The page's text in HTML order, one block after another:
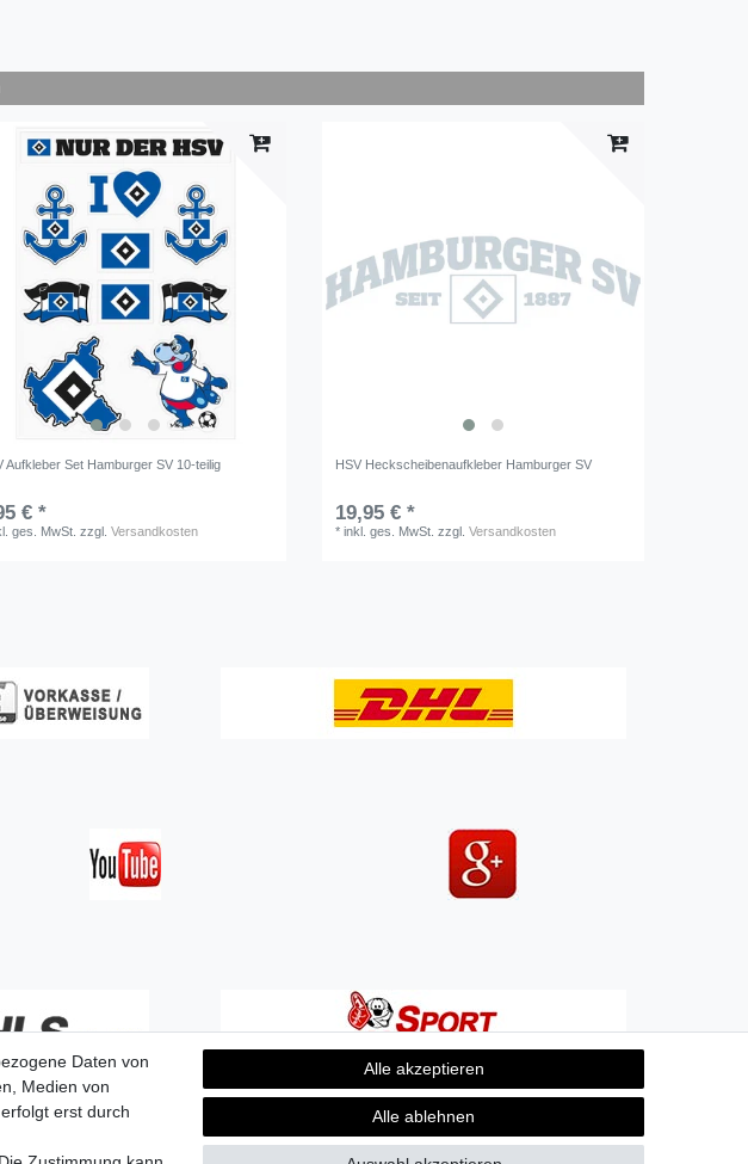
Aufkleber Set Hamburger SV 10-teilig
€ *
ges. MwSt. zzgl.Versandkosten
HSV Heckscheibenaufkleber Hamburger SV
19,95 € *
*inkl. ges. MwSt. zzgl.Versandkosten
Daten von
Medien von
erst durch
Alle akzeptieren
Alle ablehnen